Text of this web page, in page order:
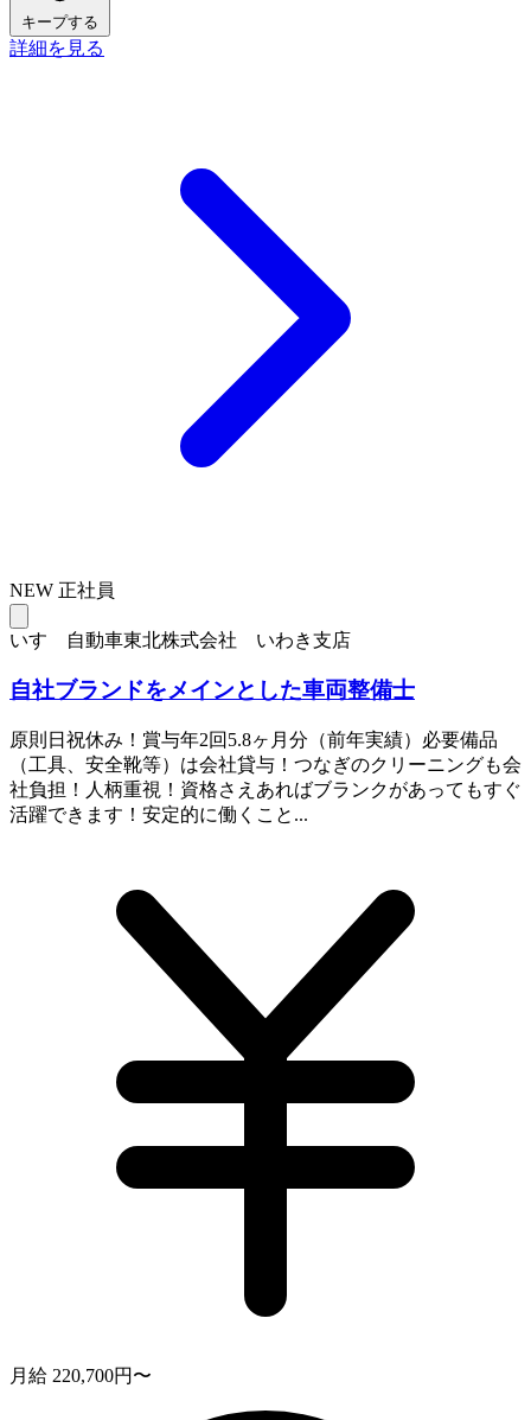
キープする
詳細を見る
NEW 正社員
いすゞ自動車東北株式会社 いわき支店
自社ブランドをメインとした車両整備士
原則日祝休み！賞与年2回5.8ヶ月分（前年実績）必要備品
（工具、安全靴等）は会社貸与！つなぎのクリーニングも会
社負担！人柄重視！資格さえあればブランクがあってもすぐ
活躍できます！安定的に働くこと...
月給 220,700円〜